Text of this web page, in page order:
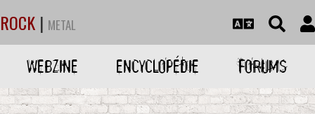
ROCK | METAL
WEBZINE ENCYCLOPÉDIE FORUMS